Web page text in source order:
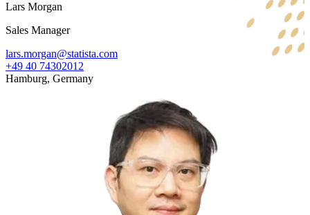
Lars Morgan
Sales Manager
lars.morgan@statista.com
+49 40 74302012
Hamburg, Germany